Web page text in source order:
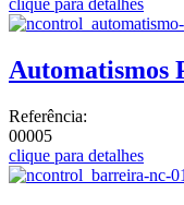
clique para detalhes
Automatismos
Referência:
00005
clique para detalhes